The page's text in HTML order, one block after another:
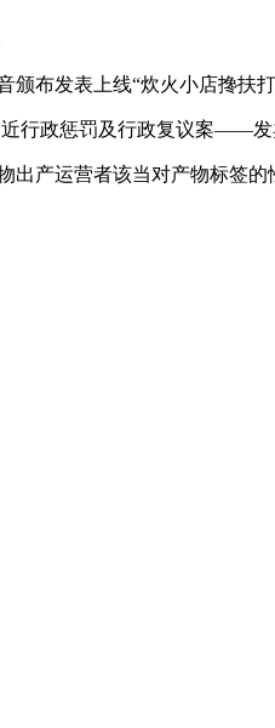
发表上线“炊火小店搀扶打
政惩罚及行政复议案——发
运营者该当对产物标签的